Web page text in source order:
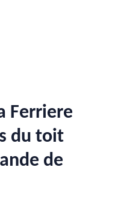
Ferriere
du toit
de